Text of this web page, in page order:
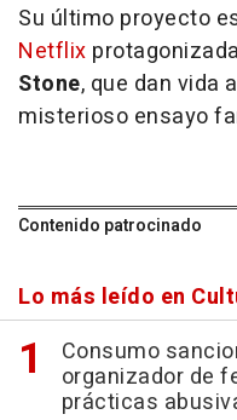
Su último proyecto
Netflix
Stone, que dan vida
misterioso ensayo
Contenido patrocinado
Lo más leído en
Consumo
organizador de
prácticas